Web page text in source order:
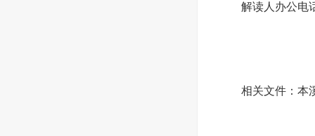
解读人办公电话
相关文件：本